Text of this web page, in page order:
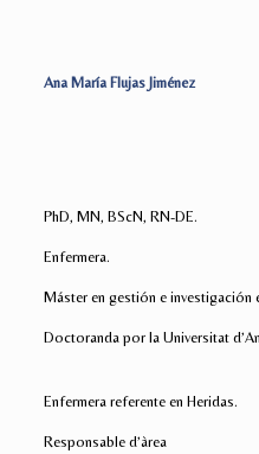
Ana María Flujas Jiménez
PhD, MN, BScN, RN-DE.
Enfermera.
Máster en gestión e investigación
Doctoranda por la Universitat
Enfermera referente en Heridas.
Responsable d’àrea